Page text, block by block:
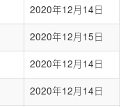
2020年12月14日
2020年12月15日
2020年12月14日
2020年12月14日